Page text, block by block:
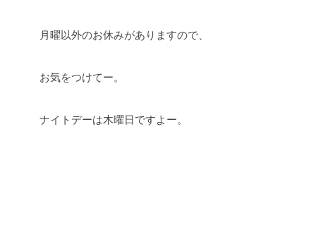
月曜以外のお休みがありますので、
お気をつけてー。
ナイトデーは木曜日ですよー。